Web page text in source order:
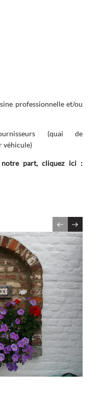
professionnelle et/ou
(quai de
véhicule)
notre part, cliquez ici :